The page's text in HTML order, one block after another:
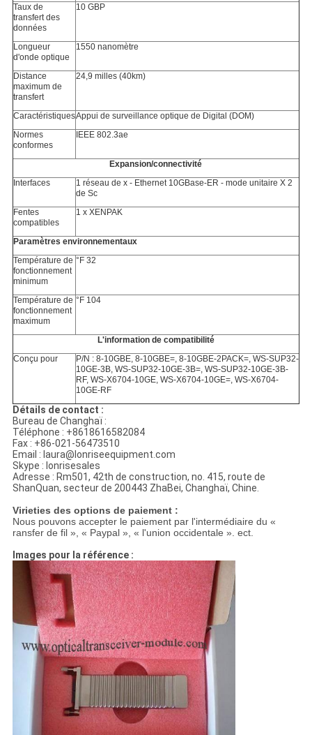
Taux de
transfert des
données
10 GBP
Longueur
d'onde optique
1550 nanomètre
Distance
maximum de
transfert
24,9 milles (40km)
CaractéristiquesAppui de surveillance optique de Digital (DOM)
Normes
conformes
IEEE 802.3ae
Expansion/connectivité
Interfaces
1 réseau de x - Ethernet 10GBase-ER - mode unitaire X 2
de Sc
Fentes
compatibles
1 x XENPAK
Paramètres environnementaux
Température de
fonctionnement
minimum
°F 32
Température de
fonctionnement
maximum
°F 104
L'information de compatibilité
Conçu pour
P/N : 8-10GBE, 8-10GBE=, 8-10GBE-2PACK=, WS-SUP32-
10GE-3B, WS-SUP32-10GE-3B=, WS-SUP32-10GE-3B-
RF, WS-X6704-10GE, WS-X6704-10GE=, WS-X6704-
10GE-RF
Détails de contact :
Bureau de Changhaï :
Téléphone : +8618616582084
Fax : +86-021-56473510
Email : laura@lonriseequipment.com
Skype : lonrisesales
Adresse : Rm501, 42th de construction, no. 415, route de
ShanQuan, secteur de 200443 ZhaBei, Changhaï, Chine.
Virieties des options de paiement :
Nous pouvons accepter le paiement par l'intermédiaire du «
ransfer de fil », « Paypal », « l'union occidentale ». ect.
Images pour la référence :